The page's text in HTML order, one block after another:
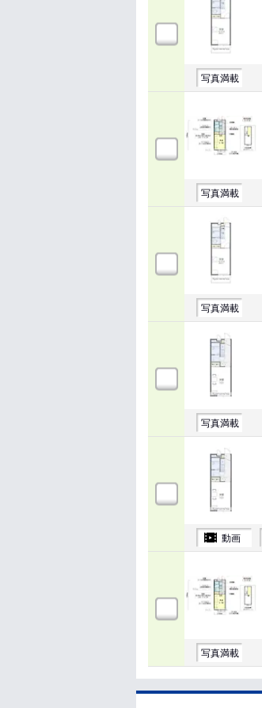
写真満載
写真満載
写真満載
写真満載
動画
写真満載